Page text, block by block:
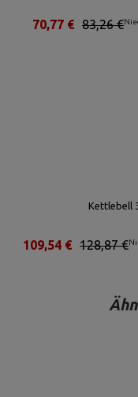
83,26 €
70,77 €
Kettlebell
128,87 €
109,54 €